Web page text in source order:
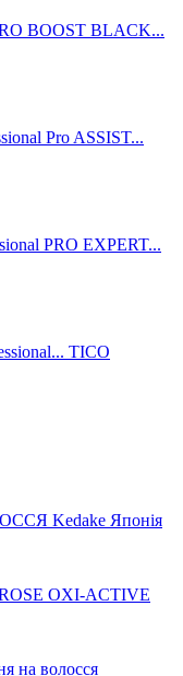
BOOST BLACK...
Pro ASSIST...
PRO EXPERT...
TICO
Kedake Японія
OXI-ACTIVE
на волосся